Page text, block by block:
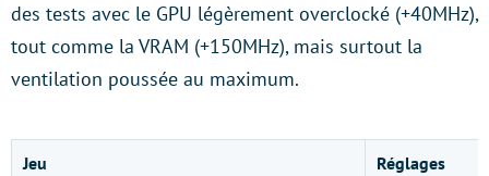
des tests avec le GPU légèrement overclocké (+40MHz),
tout comme la VRAM (+150MHz), mais surtout la
ventilation poussée au maximum.
Jeu Réglages